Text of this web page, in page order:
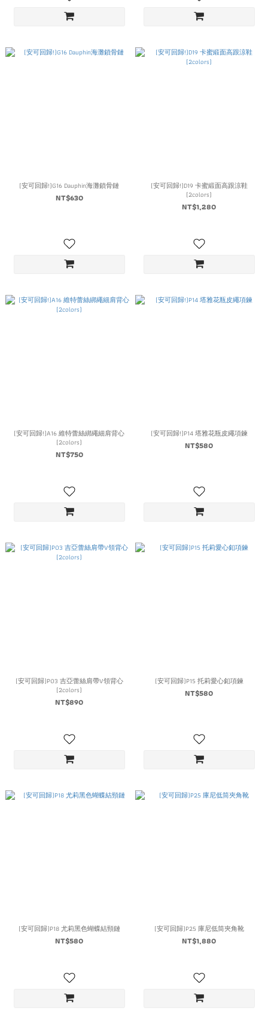
(安可回歸!)G16 Dauphin海灘鎖骨鏈
NT$630
(安可回歸!)D19 卡蜜緞面高跟涼鞋
(2colors)
NT$1,280
(安可回歸!)A16 維特蕾絲綁繩細肩背心
(2colors)
NT$750
(安可回歸!)P14 塔雅花瓶皮繩項鍊
NT$580
(安可回歸)P03 吉亞蕾絲肩帶V領背心
(2colors)
NT$890
(安可回歸)P15 托莉愛心釦項鍊
NT$580
(安可回歸)P18 尤莉黑色蝴蝶結頸鏈
NT$580
(安可回歸)P25 庫尼低筒夾角靴
NT$1,880